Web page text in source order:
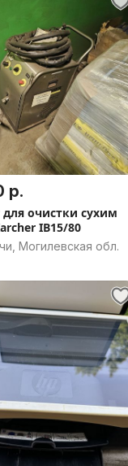
р.
очистки сухим
IB15/80
Могилевская обл.